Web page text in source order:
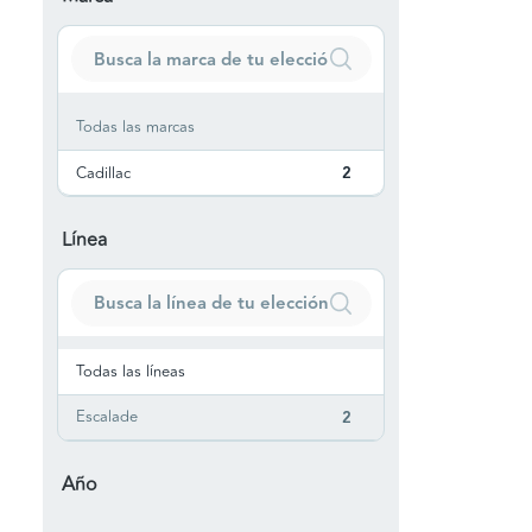
Todas las marcas
Cadillac
2
Línea
Todas las líneas
Escalade
2
Año